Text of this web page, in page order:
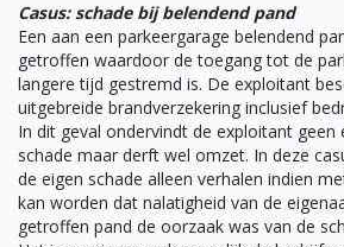
Casus: schade bij belendend pand
Een aan een parkeergarage belendend
getroffen waardoor de toegang tot de
langere tijd gestremd is. De exploitant
uitgebreide brandverzekering inclusief
In dit geval ondervindt de exploitant geen
schade maar derft wel omzet. In deze
de eigen schade alleen verhalen indien
kan worden dat nalatigheid van de
getroffen pand de oorzaak was van de